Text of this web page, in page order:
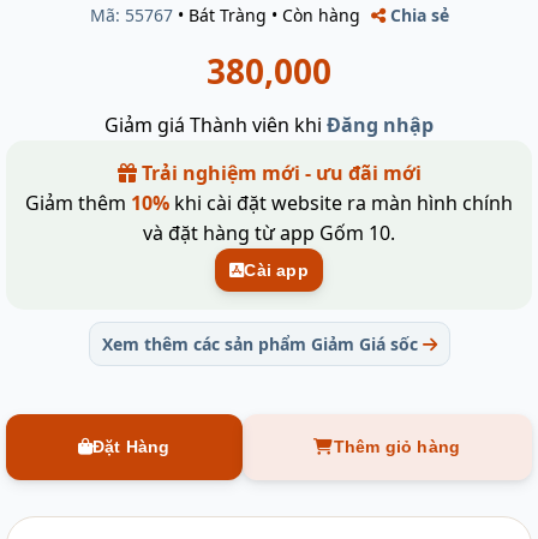
Mã: 55767 • Bát Tràng • Còn hàng Chia sẻ
380,000
Giảm giá Thành viên khi Đăng nhập
Trải nghiệm mới - ưu đãi mới
Giảm thêm 10% khi cài đặt website ra màn hình chính
và đặt hàng từ app Gốm 10.
Cài app
Xem thêm các sản phẩm Giảm Giá sốc
Đặt Hàng Thêm giỏ hàng